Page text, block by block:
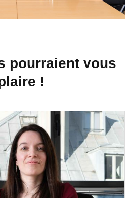
pourraient vous
!